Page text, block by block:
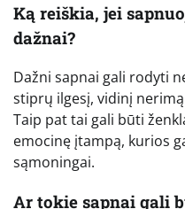
Ką reiškia, jei
dažnai?
Dažni sapnai gali rodyti
stiprų ilgesį, vidinį
Taip pat tai gali būti
emocinę įtampą, kurios
sąmoningai.
Ar tokie sapnai gali